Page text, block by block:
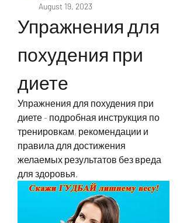
August 19, 2023
Упражнения для
похудения при
диете
Упражнения для похудения при
диете - подробная инструкция по
тренировкам, рекомендации и
правила для достижения
желаемых результатов без вреда
для здоровья.